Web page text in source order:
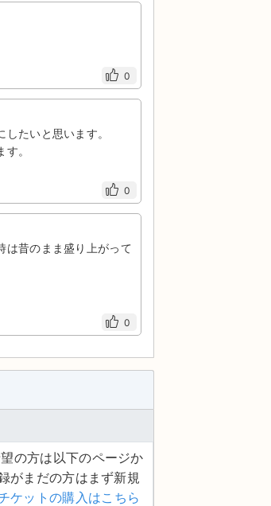
0
たいと思います。
。
0
は昔のまま盛り上がって
0
の方は以下のページか
がまだの方はまず新規
ケットの購入はこちら